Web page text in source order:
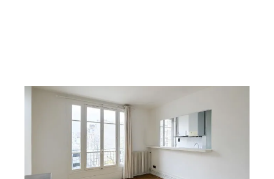
PARIS 75014
Ref : 6542
Appartement F3 à vendre
520 000 €